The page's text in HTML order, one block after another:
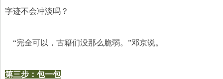
字迹不会冲淡吗？
“完全可以，古籍们没那么脆弱。”邓京说。
第三步：包一包